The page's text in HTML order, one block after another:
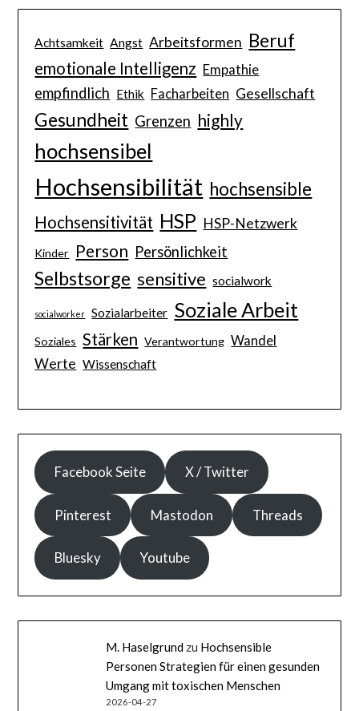
Achtsamkeit Angst Arbeitsformen Beruf
emotionale Intelligenz Empathie
empfindlich Ethik Facharbeiten Gesellschaft
Gesundheit Grenzen highly
hochsensibel
Hochsensibilität hochsensible
Hochsensitivität HSP HSP-Netzwerk
Kinder Person Persönlichkeit
Selbstsorge sensitive socialwork
socialworker Sozialarbeiter Soziale Arbeit
Soziales Stärken Verantwortung Wandel
Werte Wissenschaft
Facebook Seite X / Twitter
Pinterest Mastodon Threads
Bluesky Youtube
M. Haselgrund zu Hochsensible
Personen Strategien für einen gesunden
Umgang mit toxischen Menschen
2026-04-27